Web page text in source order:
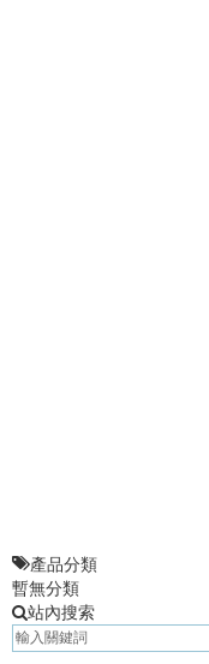
產品分類
暫無分類
站內搜索